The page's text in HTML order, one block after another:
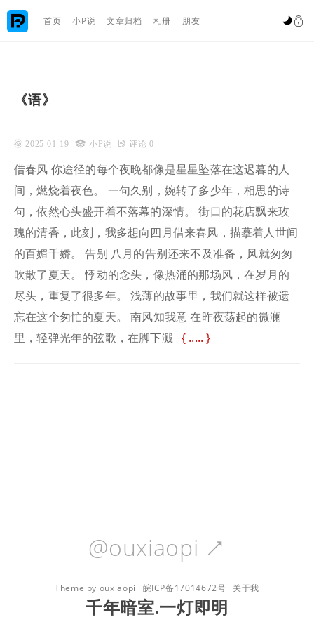
 首页 小P说 文章归档 相册 朋友 
《语》
 2025-01-19  小P说  评论 0
借春风 你途径的每个夜晚都像是星星坠落在这迟暮的人
间，燃烧着夜色。 一句久别，婉转了多少年，相思的诗
句，依然心头盛开着不落幕的深情。 街口的花店飘来玫
瑰的清香，此刻，我多想向四月借来春风，描摹着人世间
的百媚千娇。 告别 八月的告别还来不及准备，风就匆匆
吹散了夏天。 悸动的念头，像热涌的那场风，在岁月的
尽头，重复了很多年。 浅薄的故事里，我们就这样被遗
忘在这个匆忙的夏天。 南风知我意 在昨夜荡起的微澜
里，轻弹光年的弦歌，在脚下溅
.....
@ouxiaopi 
Theme by ouxiaopi 皖ICP备17014672号 关于我
千年暗室.一灯即明